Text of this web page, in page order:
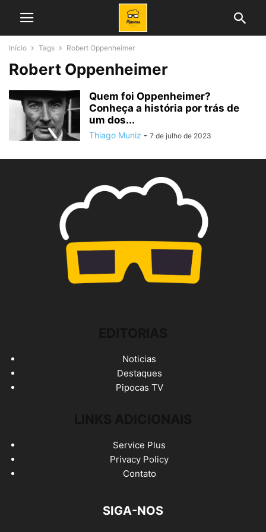
Início Tags Robert Oppenheimer
Robert Oppenheimer
Quem foi Oppenheimer?
Conheça a história por trás de
um dos...
Thiago Muniz - 7 de julho de 2023
Noticias
Destaques
Pipocas TV
Service Plus
Privacy Policy
Contato
SIGA-NOS